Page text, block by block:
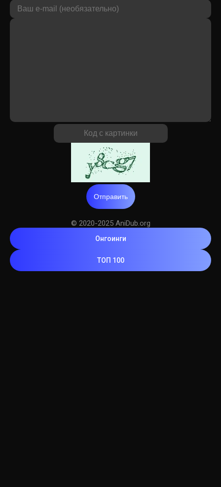
Отправить
© 2020-2025 AniDub.org
Онгоинги
ТОП 100